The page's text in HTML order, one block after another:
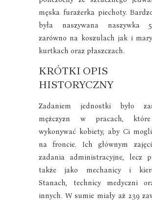
męska furażerka piechoty.
była naszywana naszywka
zarówno na koszulach jak i
kurtkach oraz płaszczach.
KRÓTKI OPIS
HISTORYCZNY
Zadaniem jednostki było
mężczyzn w pracach,
wykonywać kobiety, aby Ci
na froncie. Ich głównym
zadania administracyjne, lecz
także jako mechanicy i
Stanach, technicy medyczni
innych. W sumie miały aż 239